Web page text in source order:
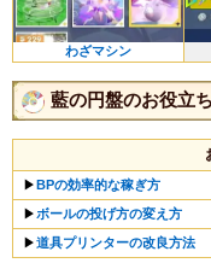
わざマシン
藍の円盤のお役立ち
▶BPの効率的な稼ぎ方
▶ ボールの投げ方の変え方
▶道具プリンターの改良方法